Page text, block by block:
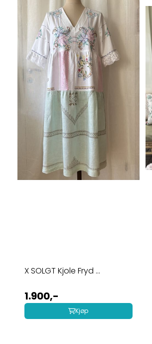
X SOLGT Kjole Fryd ...
1.900,-
Kjøp